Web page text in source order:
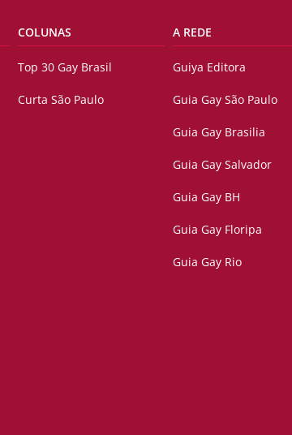
COLUNAS
Top 30 Gay Brasil
Curta São Paulo
A REDE
Guiya Editora
Guia Gay São Paulo
Guia Gay Brasilia
Guia Gay Salvador
Guia Gay BH
Guia Gay Floripa
Guia Gay Rio